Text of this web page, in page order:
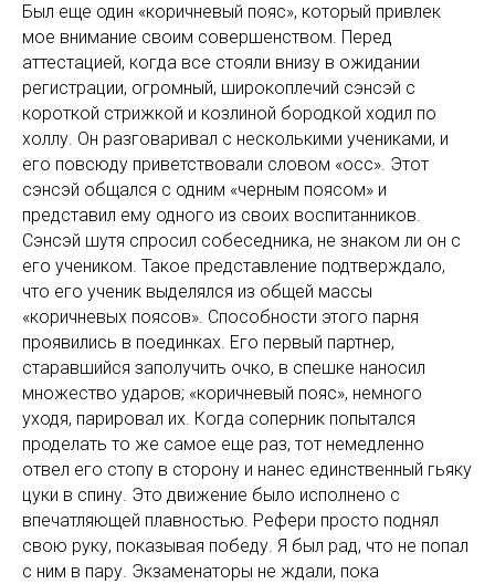
Был еще один «коричневый пояс», который привлек
мое внимание своим совершенством. Перед
аттестацией, когда все стояли внизу в ожидании
регистрации, огромный, широкоплечий сэнсэй с
короткой стрижкой и козлиной бородкой ходил по
холлу. Он разговаривал с несколькими учениками, и
его повсюду приветствовали словом «осс». Этот
сэнсэй общался с одним «черным поясом» и
представил ему одного из своих воспитанников.
Сэнсэй шутя спросил собеседника, не знаком ли он с
его учеником. Такое представление подтверждало,
что его ученик выделялся из общей массы
«коричневых поясов». Способности этого парня
проявились в поединках. Его первый партнер,
старавшийся заполучить очко, в спешке наносил
множество ударов; «коричневый пояс», немного
уходя, парировал их. Когда соперник попытался
проделать то же самое еще раз, тот немедленно
отвел его стопу в сторону и нанес единственный гьяку
цуки в спину. Это движение было исполнено с
впечатляющей плавностью. Рефери просто поднял
свою руку, показывая победу. Я был рад, что не попал
с ним в пару. Экзаменаторы не ждали, пока